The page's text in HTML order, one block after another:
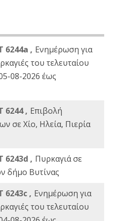
6244a , Ενημέρωση για
του τελευταίου
08-2026 έως
6244 , Επιβολή
σε Χίο, Ηλεία, Πιερία
6243d , Πυρκαγιά σε
δήμο Βυτίνας
6243c , Ενημέρωση για
του τελευταίου